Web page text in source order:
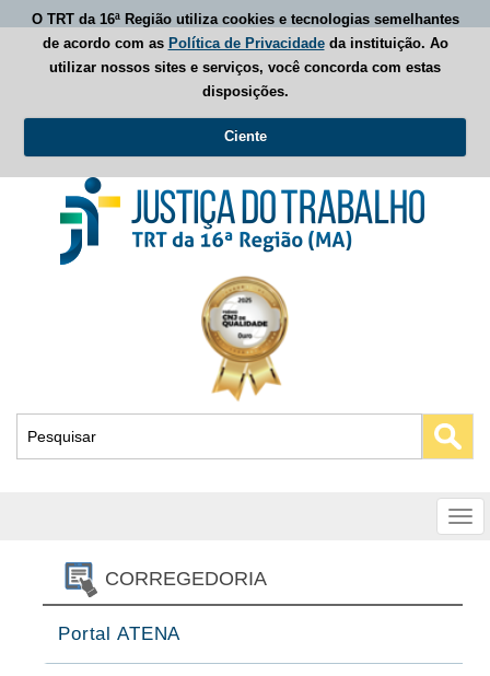
O TRT da 16ª Região utiliza cookies e tecnologias semelhantes
de acordo com as Política de Privacidadeda instituição. Ao
utilizar nossos sites e serviços, você concorda com estas
disposições.
Ciente
CORREGEDORIA
Portal ATENA